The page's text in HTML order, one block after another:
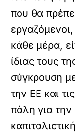
που θα
κάθε μέρα,
ίδιας τους
σύγκρουση
την ΕΕ και
πάλη για